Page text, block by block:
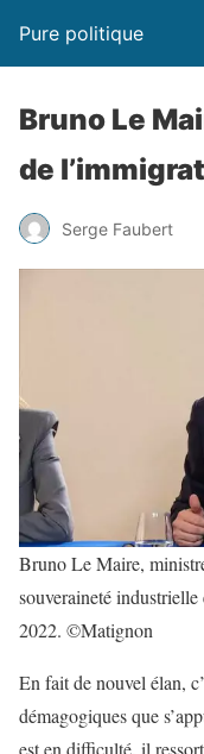
Pure politique
Bruno Le
de
Serge Faubert
Bruno Le Maire,
souveraineté
2022. ©Matignon
En fait de nouvel élan,
démagogiques que
est en difficulté, il